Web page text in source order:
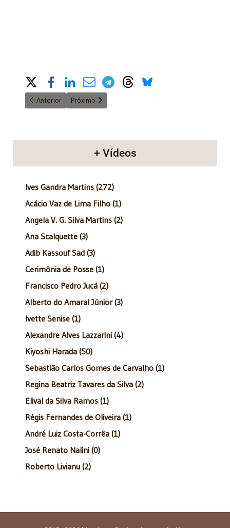
Share on Social Media
Artigo anterior: Anatomia do Poder - 4/11/2012
Anterior Próximo artigo: Anatomia do Poder
Próximo
+ Vídeos
Ives Gandra Martins (272)
Acácio Vaz de Lima Filho (1)
Angela V. G. Silva Martins (2)
Ana Scalquette (3)
Adib Kassouf Sad (3)
Cerimônia de Posse (1)
Francisco Pedro Jucá (2)
Alberto do Amaral Júnior (3)
Ivette Senise (1)
Alexandre Alves Lazzarini (4)
Kiyoshi Harada (50)
Sebastião Carlos Gomes de Carvalho (1)
Regina Beatriz Tavares da Silva (2)
Elival da Silva Ramos (1)
Régis Fernandes de Oliveira (1)
André Luiz Costa-Corrêa (1)
José Renato Nalini (0)
Roberto Livianu (2)